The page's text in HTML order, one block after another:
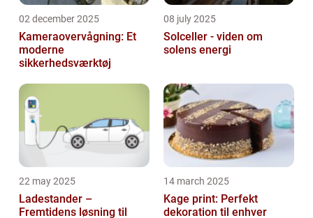
02 december 2025
Kameraovervågning: Et
moderne
sikkerhedsværktøj
08 july 2025
Solceller - viden om
solens energi
22 may 2025
Ladestander –
Fremtidens løsning til
14 march 2025
Kage print: Perfekt
dekoration til enhver